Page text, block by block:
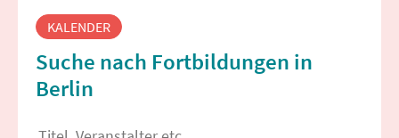
KALENDER
Suche nach Fortbildungen in
Berlin